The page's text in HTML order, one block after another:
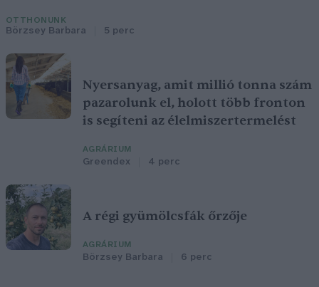
OTTHONUNK
Börzsey Barbara 5 perc
Nyersanyag, amit millió tonna szám
pazarolunk el, holott több fronton
is segíteni az élelmiszertermelést
AGRÁRIUM
Greendex 4 perc
A régi gyümölcsfák őrzője
AGRÁRIUM
Börzsey Barbara 6 perc